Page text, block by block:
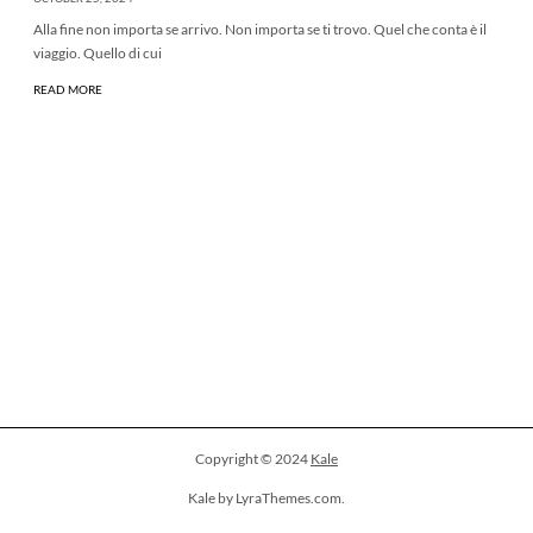
Alla fine non importa se arrivo. Non importa se ti trovo. Quel che conta è il
viaggio. Quello di cui
READ MORE
Copyright © 2024 Kale
Kale by LyraThemes.com.